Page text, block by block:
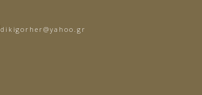
dikigorher@yahoo.gr